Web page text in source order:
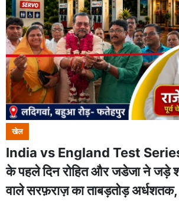
खेल
India vs England Test
के पहले दिन रोहित और जडेजा ने जड़े
वाले सरफ़राज़ का ताबड़तोड़